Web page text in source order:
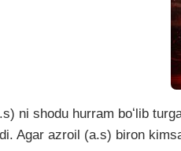
ni shodu hurram boʻlib
Agar azroil (a.s) biron